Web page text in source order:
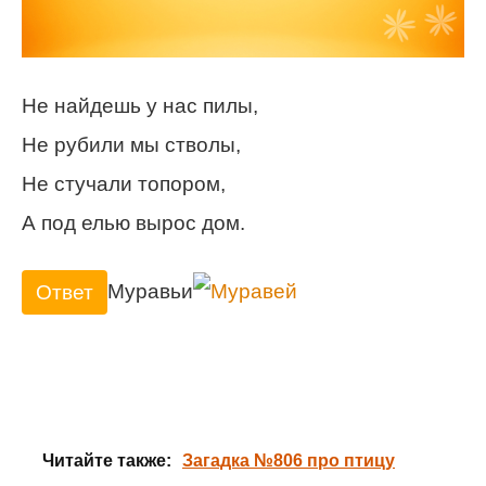
Не найдешь у нас пилы,
Не рубили мы стволы,
Не стучали топором,
А под елью вырос дом.
Ответ Муравьи
Читайте также: Загадка №806 про птицу